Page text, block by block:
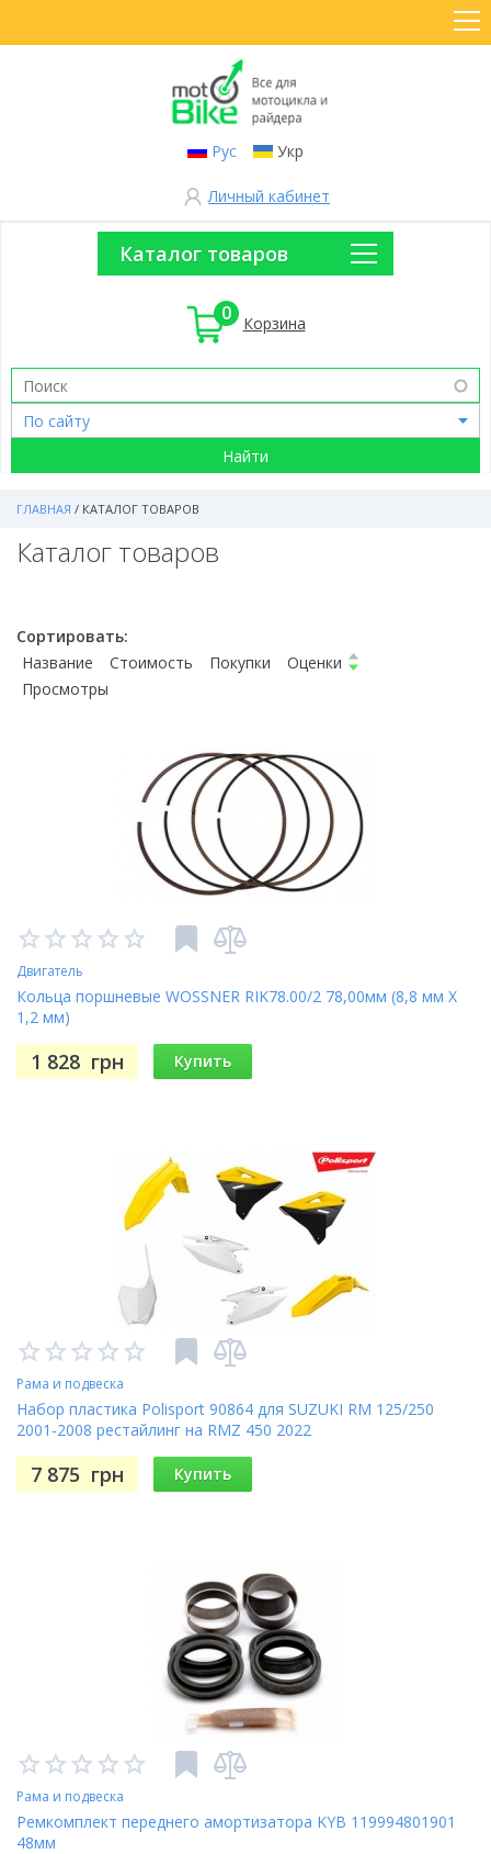
Рус Укр
Личный кабинет
Каталог товаров
0 Корзина
ГЛАВНАЯ / КАТАЛОГ ТОВАРОВ
Каталог товаров
Сортировать:
Название
Стоимость Покупки
Оценки
Просмотры
Двигатель
Кольца поршневые WOSSNER RIK78.00/2 78,00мм (8,8 мм X
1,2 мм)
1 828 грн Купить
Рама и подвеска
Набор пластика Polisport 90864 для SUZUKI RM 125/250
2001-2008 рестайлинг на RMZ 450 2022
7 875 грн Купить
Рама и подвеска
Ремкомплект переднего амортизатора KYB 119994801901
48мм